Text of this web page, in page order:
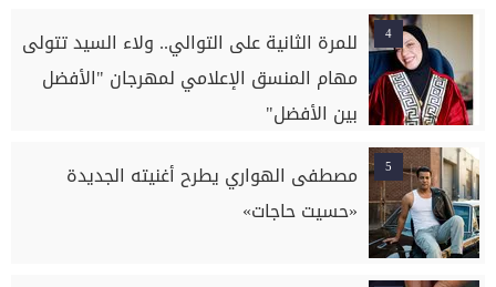
4
للمرة الثانية على التوالي.. ولاء السيد تتولى
مهام المنسق الإعلامي لمهرجان "الأفضل
بين الأفضل"
5
مصطفى الهواري يطرح أغنيته الجديدة
«حسيت حاجات»